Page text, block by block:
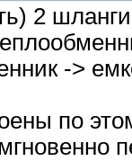
2
->
по